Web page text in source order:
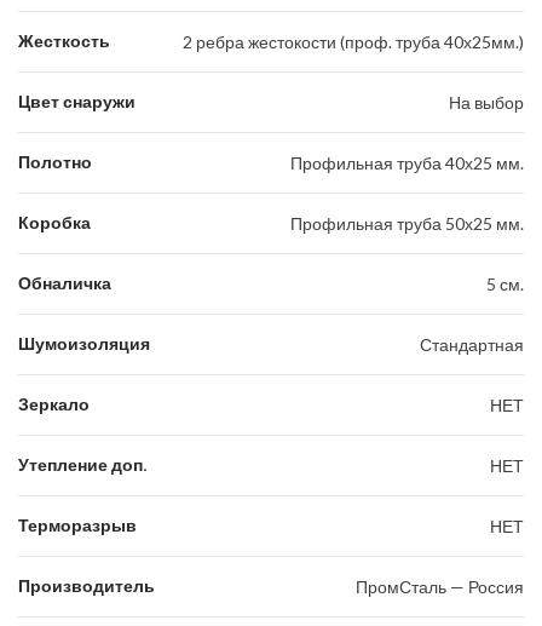
Жесткость 2 ребра жестокости (проф. труба 40х25мм.)
Цвет снаружи На выбор
Полотно Профильная труба 40х25 мм.
Коробка Профильная труба 50х25 мм.
Обналичка 5 см.
Шумоизоляция Стандартная
Зеркало НЕТ
Утепление доп. НЕТ
Терморазрыв НЕТ
Производитель ПромСталь — Россия